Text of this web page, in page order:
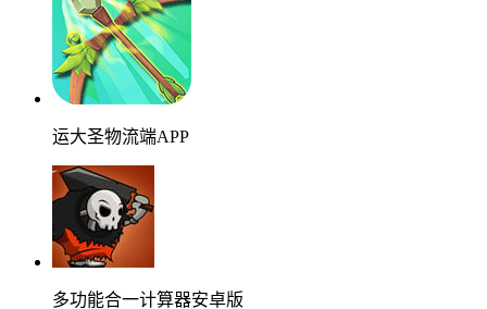
运大圣物流端APP
多功能合一计算器安卓版